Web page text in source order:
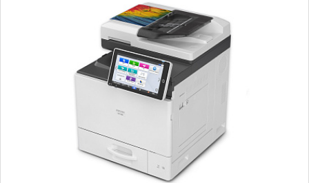
Блок фотобарабана пурпурный, PCDU-M
.: D0CB0122
Блок фотобарабана голубой, PCDU-C
.: D0CB0121
Блок фотобарабана чёрный, PCDU-K